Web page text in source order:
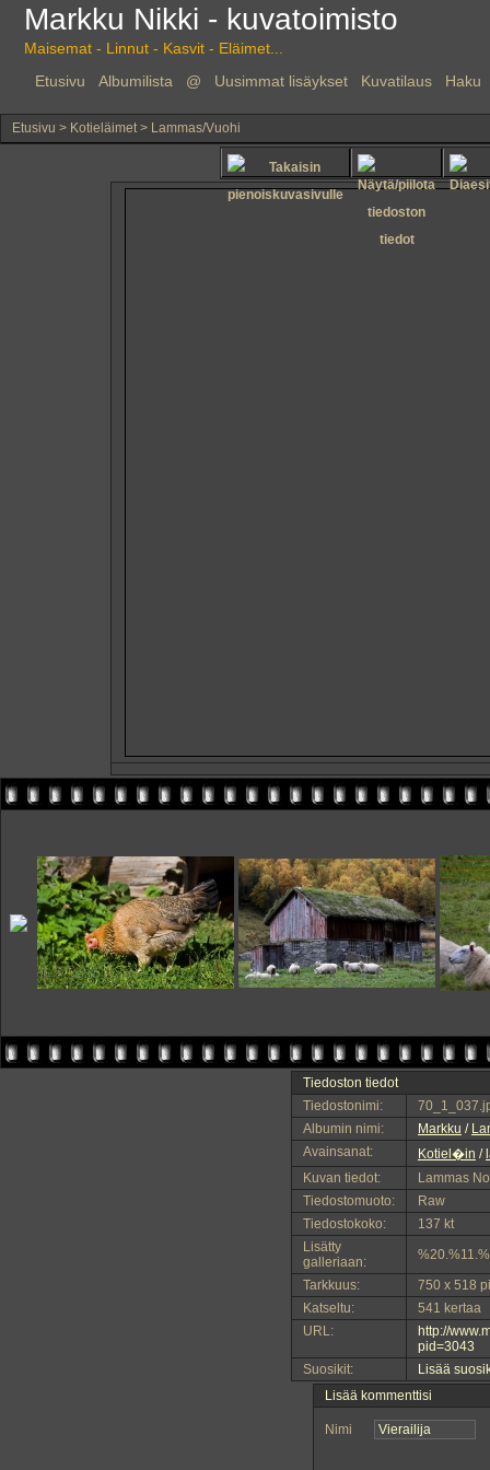
Markku Nikki - kuvatoimisto
Maisemat - Linnut - Kasvit - Eläimet...
Etusivu
Albumilista @ Uusimmat lisäykset Kuvatilaus Haku
Etusivu > Kotieläimet> Lammas/Vuohi
Tiedoston tiedot
Tiedostonimi:
Albumin nimi:
Markku /
Avainsanat:
Kotiel�in /
Kuvan tiedot:
Lammas
Tiedostomuoto:
Raw
Tiedostokoko:
137 kt
Lisätty
galleriaan:
Tarkkuus:
750 x 518
Katseltu:
541 kertaa
URL:
http://
pid=3043
Suosikit:
Lisää
Lisää kommenttisi
Nimi